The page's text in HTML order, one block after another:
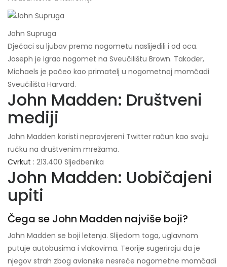
John Supruga
Dječaci su ljubav prema nogometu naslijedili i od oca.
Joseph je igrao nogomet na Sveučilištu Brown. Također,
Michaels je počeo kao primatelj u nogometnoj momčadi
Sveučilišta Harvard.
John Madden: Društveni
mediji
John Madden koristi neprovjereni Twitter račun kao svoju
ručku na društvenim mrežama.
Cvrkut : 213.400 Sljedbenika
John Madden: Uobičajeni
upiti
Čega se John Madden najviše boji?
John Madden se boji letenja. Slijedom toga, uglavnom
putuje autobusima i vlakovima. Teorije sugeriraju da je
njegov strah zbog avionske nesreće nogometne momčadi